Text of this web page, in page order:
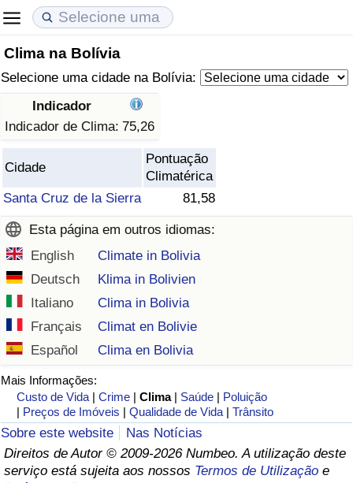
Clima na Bolívia
Selecione uma cidade na Bolívia:
Indicador
Indicador de Clima: 75,26
Cidade
Pontuação
Climatérica
Santa Cruz de la Sierra
81,58
Esta página em outros idiomas:
English
Climate in Bolivia
Deutsch
Klima in Bolivien
Italiano
Clima in Bolivia
Français
Climat en Bolivie
Español
Clima en Bolivia
Mais Informações:
Custo de Vida |Crime |Clima | Saúde | Poluição
| Preços de Imóveis |Qualidade de Vida |Trânsito
Sobre este website
Nas Notícias
Direitos de Autor © 2009-2026 Numbeo. A utilização deste
serviço está sujeita aos nossos Termos de Utilização e
Custo de Vida
Indicador de Custo de Vida (Atual)
Indicador de Custo de Vida
Indicador de Custo de Vida Por País
em Aqaba
Preços de Imóveis
Indicador de Preços de Imóveis (Atual)
Indicador de Preços de Imóveis
Indicador de Preços de Imóveis por País
Qualidade de Vida
Indicador de Qualidade de Vida
Indicador de Qualidade de Vida (Atual)
Índice de qualidade de vida por país
Crime
Taxa do Indicador de Crime (Atual)
Indicador de Crime
Índice de criminalidade por país
Saúde
Indicador de Saúde (Atual)
Indicador de Saúde